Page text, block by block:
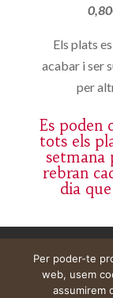
Els plats
acabar i ser
per
Es poden
tots els
setmana
rebran
dia
Per poder-te
web, usem
assumirem